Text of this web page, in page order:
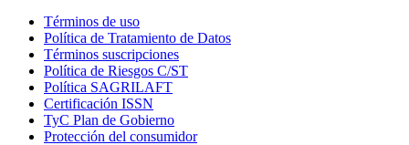
Términos de uso
in
new
window
Política de Tratamiento de Datos
Términos suscripciones
in
Política de Riesgos C/ST
Política SAGRILAFT
new
window
Certificación ISSN
in
new
TyC Plan de Gobierno
in
Protección del consumidorOpens